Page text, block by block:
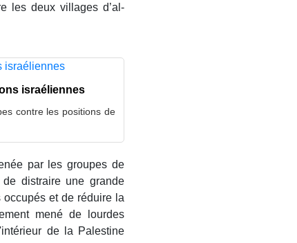
les deux villages d’al-
israéliennes
contre les positions de
par les groupes de
distraire une grande
et de réduire la
mené de lourdes
de la Palestine